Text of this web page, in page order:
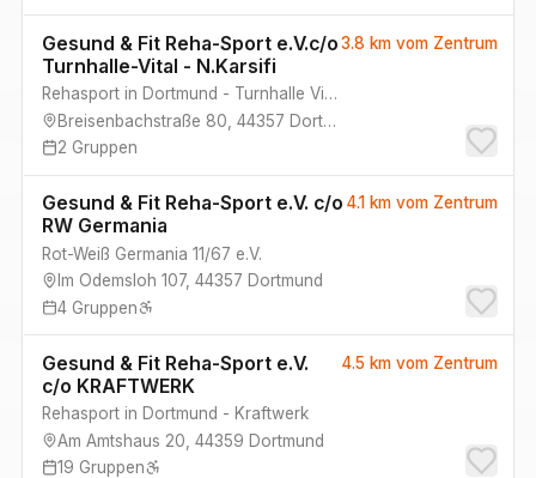
Gesund & Fit Reha-Sport e.V.c/o
Turnhalle-Vital - N.Karsifi
Rehasport in Dortmund - Turnhalle Vital
Breisenbachstraße 80 44357 Dortmund
2 Gruppen
3.8 kmvom Zentrum
Gesund & Fit Reha-Sport e.V. c/o
RW Germania
Rot-Weiß Germania 11/67 e.V.
Im Odemsloh 107, 44357 Dortmund
4 Gruppen
4.1 kmvom Zentrum
Gesund & Fit Reha-Sport e.V.
c/o KRAFTWERK
Rehasport in Dortmund - Kraftwerk
Am Amtshaus 20 44359 Dortmund
19 Gruppen
4.5 kmvom Zentrum